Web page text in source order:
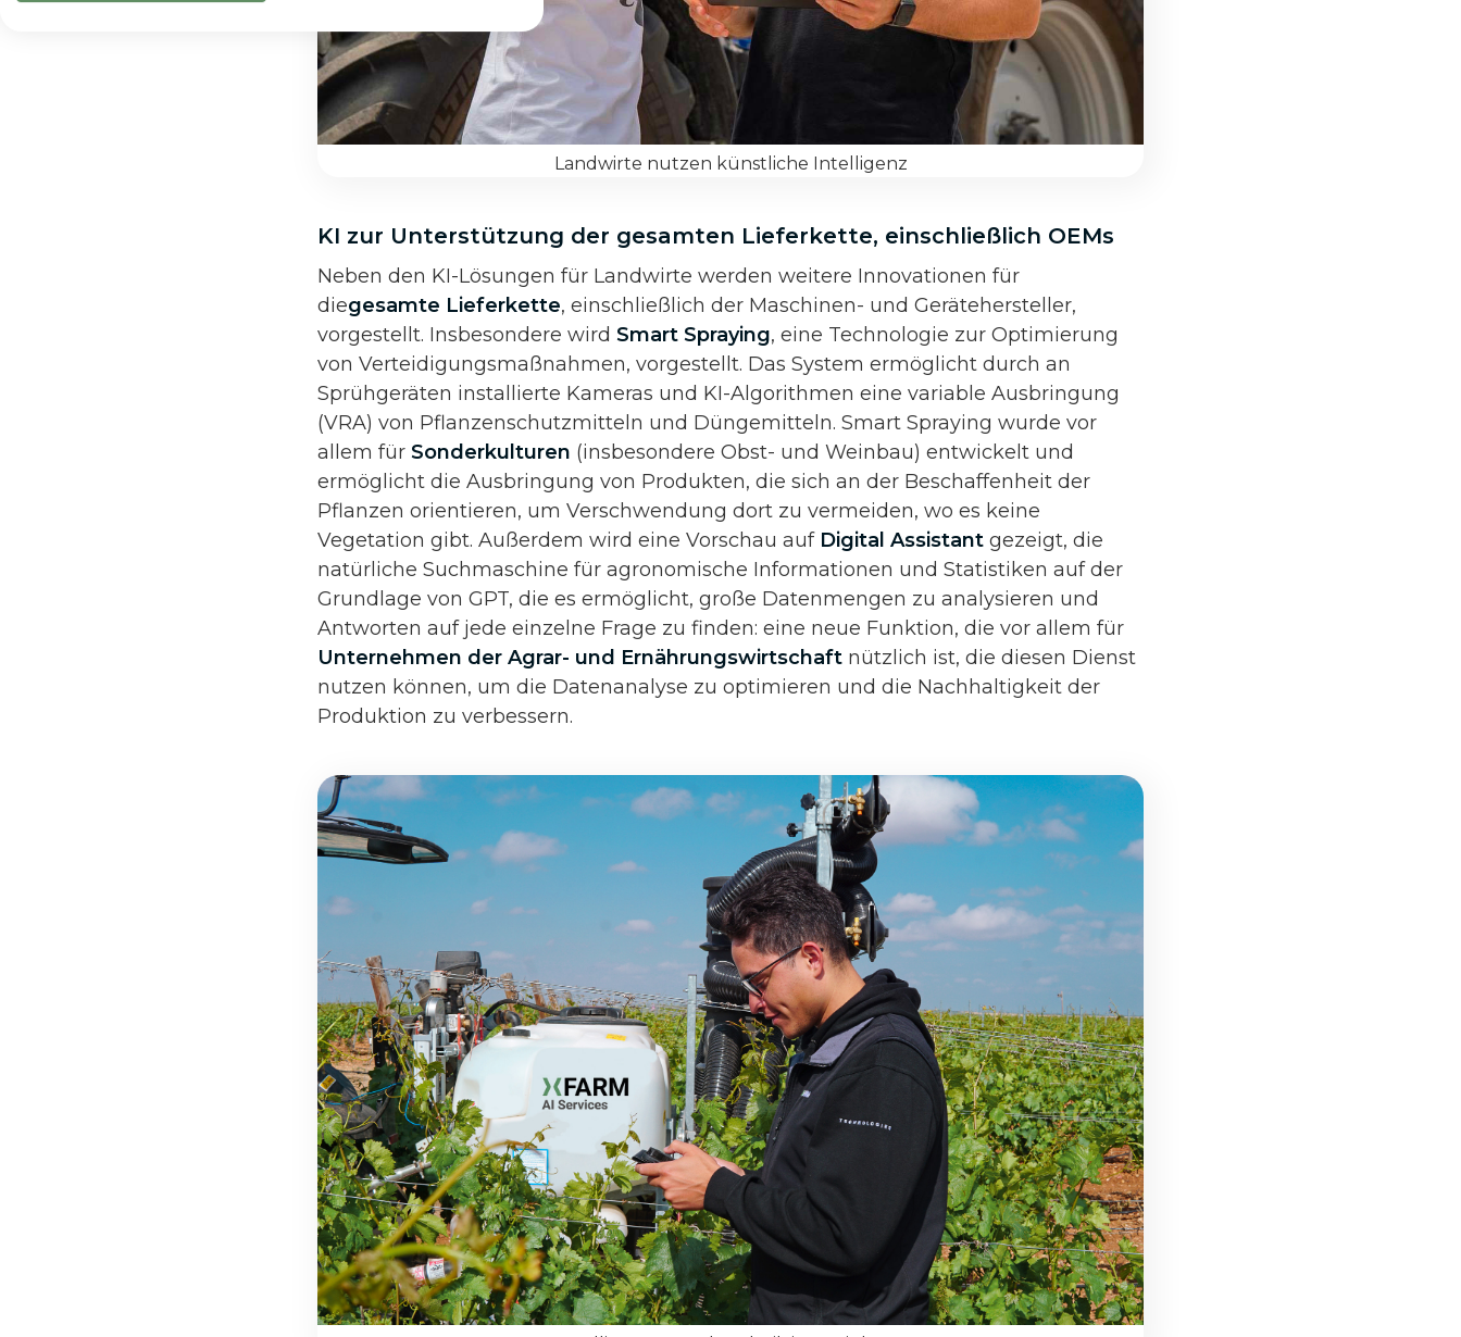
Landwirte nutzen künstliche Intelligenz
KI zur Unterstützung der gesamten Lieferkette, einschließlich OEMs
Neben den KI-Lösungen für Landwirte werden weitere Innovationen für
diegesamte Lieferkette, einschließlich der Maschinen- und Gerätehersteller,
vorgestellt. Insbesondere wird Smart Spraying, eine Technologie zur Optimierung
von Verteidigungsmaßnahmen, vorgestellt. Das System ermöglicht durch an
Sprühgeräten installierte Kameras und KI-Algorithmen eine variable Ausbringung
(VRA) von Pflanzenschutzmitteln und Düngemitteln. Smart Spraying wurde vor
allem für Sonderkulturen (insbesondere Obst- und Weinbau) entwickelt und
ermöglicht die Ausbringung von Produkten, die sich an der Beschaffenheit der
Pflanzen orientieren, um Verschwendung dort zu vermeiden, wo es keine
Vegetation gibt. Außerdem wird eine Vorschau auf Digital Assistant gezeigt, die
natürliche Suchmaschine für agronomische Informationen und Statistiken auf der
Grundlage von GPT, die es ermöglicht, große Datenmengen zu analysieren und
Antworten auf jede einzelne Frage zu finden: eine neue Funktion, die vor allem für
Unternehmen der Agrar- und Ernährungswirtschaft nützlich ist, die diesen Dienst
nutzen können, um die Datenanalyse zu optimieren und die Nachhaltigkeit der
Produktion zu verbessern.